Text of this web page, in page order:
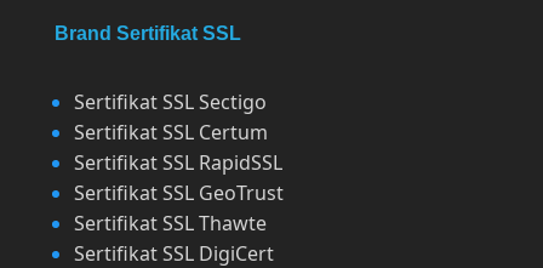
Brand Sertifikat SSL
Sertifikat SSL Sectigo
Sertifikat SSL Certum
Sertifikat SSL RapidSSL
Sertifikat SSL GeoTrust
Sertifikat SSL Thawte
Sertifikat SSL DigiCert